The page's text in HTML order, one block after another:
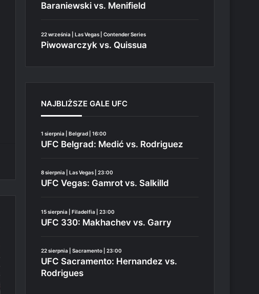
Baraniewski vs. Menifield
22 września | Las Vegas | Contender Series
Piwowarczyk vs. Quissua
NAJBLIŻSZE GALE UFC
1 sierpnia | Belgrad | 16:00
UFC Belgrad: Medić vs. Rodriguez
8 sierpnia | Las Vegas | 23:00
UFC Vegas: Gamrot vs. Salkilld
15 sierpnia | Filadelfia | 23:00
UFC 330: Makhachev vs. Garry
22 sierpnia | Sacramento | 23:00
UFC Sacramento: Hernandez vs.
Rodrigues